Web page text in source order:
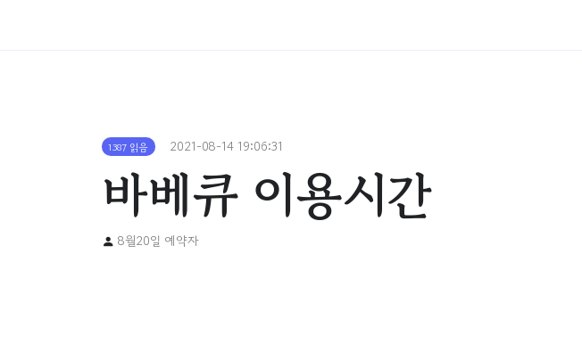
1387 읽음 2021-08-14 19:06:31
바베큐 이용시간
8월20일 예약자